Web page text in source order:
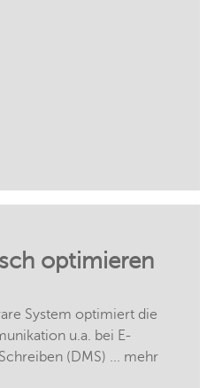
optimieren
System optimiert die
u.a. bei E-
(DMS) ... mehr